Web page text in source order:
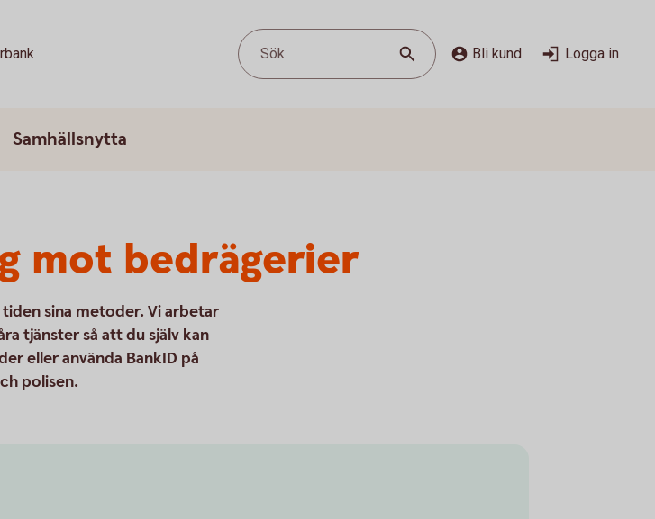
Sök Bli kund Logga in
Samhällsnytta
mot bedrägerier
sina metoder. Vi arbetar
tjänster så att du själv kan
eller använda BankID på
polisen.